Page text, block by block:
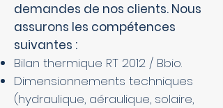
demandes de nos clients. Nous
assurons les compétences
suivantes :
Bilan thermique RT 2012 / Bbio.
Dimensionnements techniques
(hydraulique, aéraulique, solaire,